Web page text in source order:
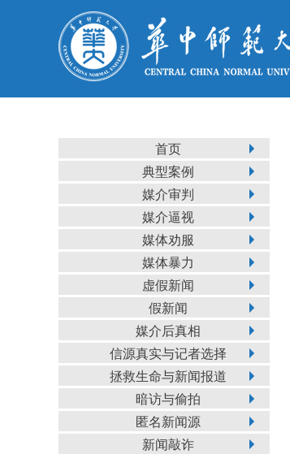
首页
典型案例
媒介审判
媒介逼视
媒体劝服
媒体暴力
虚假新闻
假新闻
媒介后真相
信源真实与记者选择
拯救生命与新闻报道
暗访与偷拍
匿名新闻源
新闻敲诈